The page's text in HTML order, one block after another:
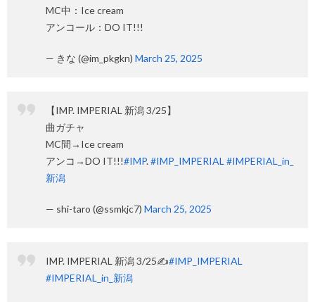
MC中：Ice cream
アンコール：DO IT!!!
— きな (@im_pkgkn) March 25, 2025
【IMP. IMPERIAL 新潟 3/25】
曲ガチャ
MC間→Ice cream
アンコ→DO IT!!!#IMP.#IMP_IMPERIAL #IMPERIAL_in_
新潟
— shi-taro (@ssmkjc7) March 25, 2025
IMP. IMPERIAL 新潟 3/25✍#IMP_IMPERIAL
#IMPERIAL_in_新潟